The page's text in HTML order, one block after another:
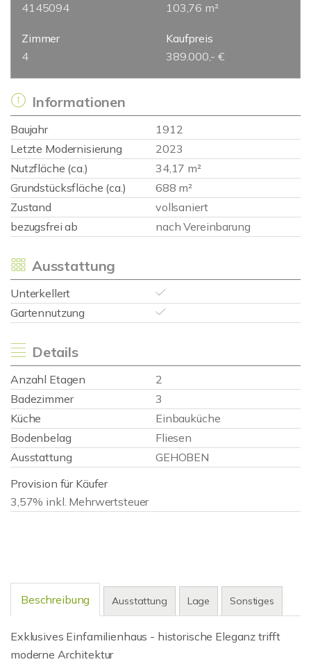
4145094
103,76 m²
Zimmer
4
Kaufpreis
389.000,- €
Informationen
Baujahr
1912
Letzte Modernisierung
2023
Nutzfläche (ca.)
34,17 m²
Grundstücksfläche (ca.)
688 m²
Zustand
vollsaniert
bezugsfrei ab
nach Vereinbarung
Ausstattung
Unterkellert
Gartennutzung
Details
Anzahl Etagen
2
Badezimmer
3
Küche
Einbauküche
Bodenbelag
Fliesen
Ausstattung
GEHOBEN
Provision für Käufer
3,57% inkl. Mehrwertsteuer
Beschreibung Ausstattung Lage Sonstiges
Exklusives Einfamilienhaus - historische Eleganz trifft
moderne Architektur